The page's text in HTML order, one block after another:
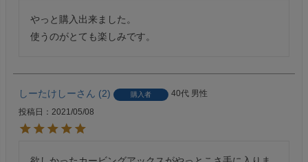
やっと購入出来ました。
使うのがとても楽しみです。
しーたけしー 2 購入者 40代 男性
投稿日
2021/05/08